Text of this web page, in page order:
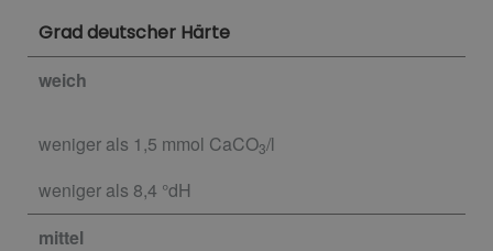
Grad deutscher Härte
weich
weniger als 1,5 mmol CaCO3/l
weniger als 8,4 °dH
mittel